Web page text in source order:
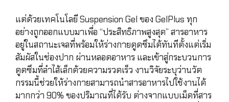
แต่ด้วยเทคโนโลยี Suspension Gel ของ GelPlus ทุก
อย่างถูกออกแบบมาเพื่อ “ประสิทธิภาพสูงสุด” สารอาหาร
อยู่ในสถานะเจลที่พร้อมให้ร่างกายดูดซึมได้ทันทีตั้งแต่เริ่ม
สัมผัสในช่องปาก ผ่านหลอดอาหาร และเข้าสู่กระบวนการ
ดูดซึมที่ลำไส้เล็กด้วยความรวดเร็ว งานวิจัยระบุว่านวัต
กรรมนี้ช่วยให้ร่างกายสามารถนำสารอาหารไปใช้งานได้
มากกว่า 90% ของปริมาณที่ได้รับ ต่างจากแบบเม็ดที่สาร